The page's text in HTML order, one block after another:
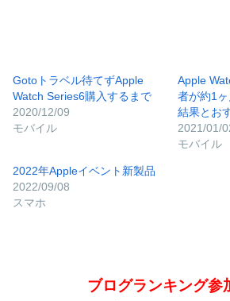
Gotoトラベル待てずApple
Watch Series6購入するまで
2020/12/09
モバイル
Apple
者が約1
結果とお
2021/01/
モバイル
2022年Appleイベント新製品
2022/09/08
スマホ
ブログランキング参